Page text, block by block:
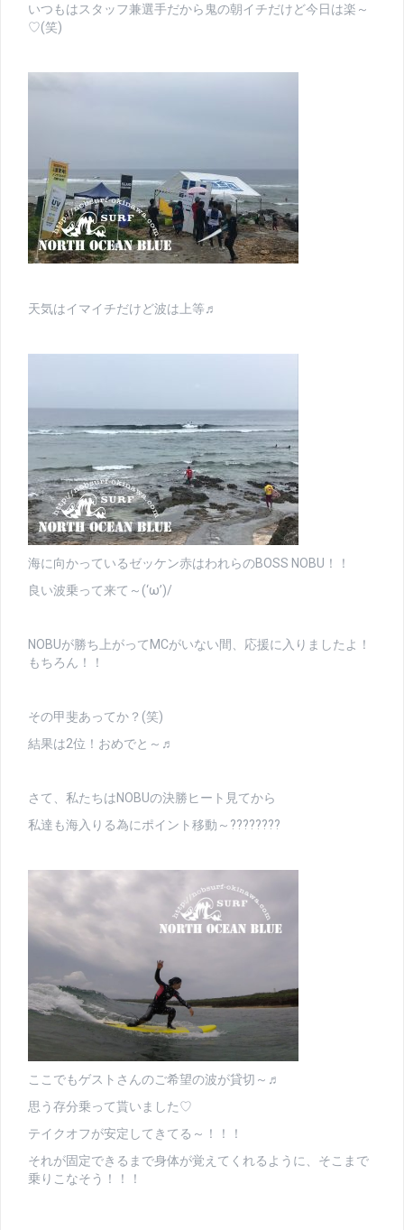
いつもはスタッフ兼選手だから鬼の朝イチだけど今日は楽～
♡(笑)
天気はイマイチだけど波は上等♬
海に向かっているゼッケン赤はわれらのBOSS NOBU！！
良い波乗って来て～(‘ω’)/
NOBUが勝ち上がってMCがいない間、応援に入りましたよ！
もちろん！！
その甲斐あってか？(笑)
結果は2位！おめでと～♬
さて、私たちはNOBUの決勝ヒート見てから
私達も海入りる為にポイント移動～????????
ここでもゲストさんのご希望の波が貸切～♬
思う存分乗って貰いました♡
テイクオフが安定してきてる～！！！
それが固定できるまで身体が覚えてくれるように、そこまで
乗りこなそう！！！